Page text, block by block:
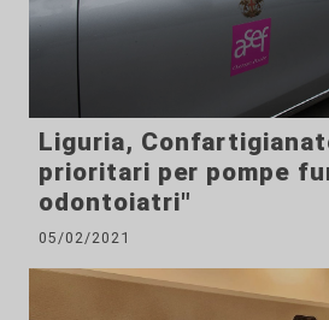
Liguria,
prioritari per pompe
odontoiatri"
05/02/2021